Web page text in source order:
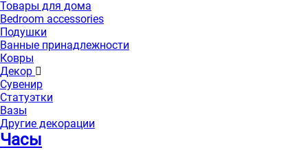
Товары для дома
Bedroom accessories
Подушки
Ванные принадлежности
Ковры
Декор
Сувенир
Статуэтки
Вазы
Другие декорации
Часы